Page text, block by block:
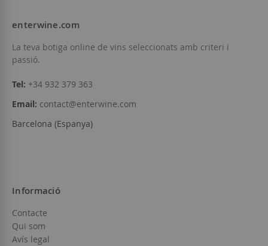
enterwine.com
La teva botiga online de vins seleccionats amb criteri i
passió.
Tel: +34 932 379 363
Email: contact@enterwine.com
Barcelona (Espanya)
Informació
Contacte
Qui som
Avís legal